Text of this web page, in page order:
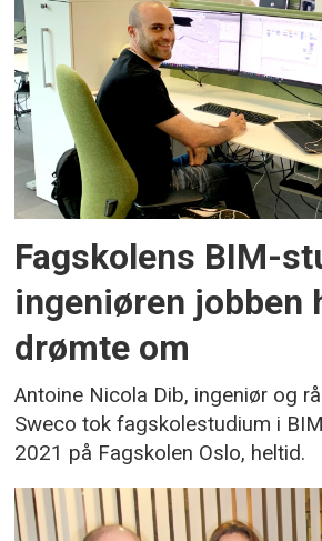
Fagskolens BIM-
ingeniøren jobben
drømte om
Antoine Nicola Dib, ingeniør og
Sweco tok fagskolestudium i
2021 på Fagskolen Oslo, heltid.